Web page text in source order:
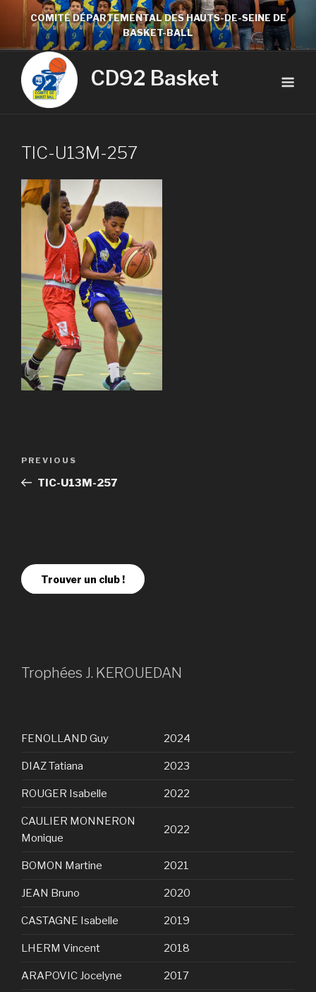
COMITÉ DÉPARTEMENTAL DES HAUTS-DE-SEINE DE
BASKET-BALL
CD92 Basket
TIC-U13M-257
PREVIOUS
TIC-U13M-257
Trouver un club !
Trophées J. KEROUEDAN
FENOLLAND Guy 2024
DIAZ Tatiana 2023
ROUGER Isabelle 2022
CAULIER MONNERON
Monique
2022
BOMON Martine 2021
JEAN Bruno 2020
CASTAGNE Isabelle 2019
LHERM Vincent 2018
ARAPOVIC Jocelyne 2017